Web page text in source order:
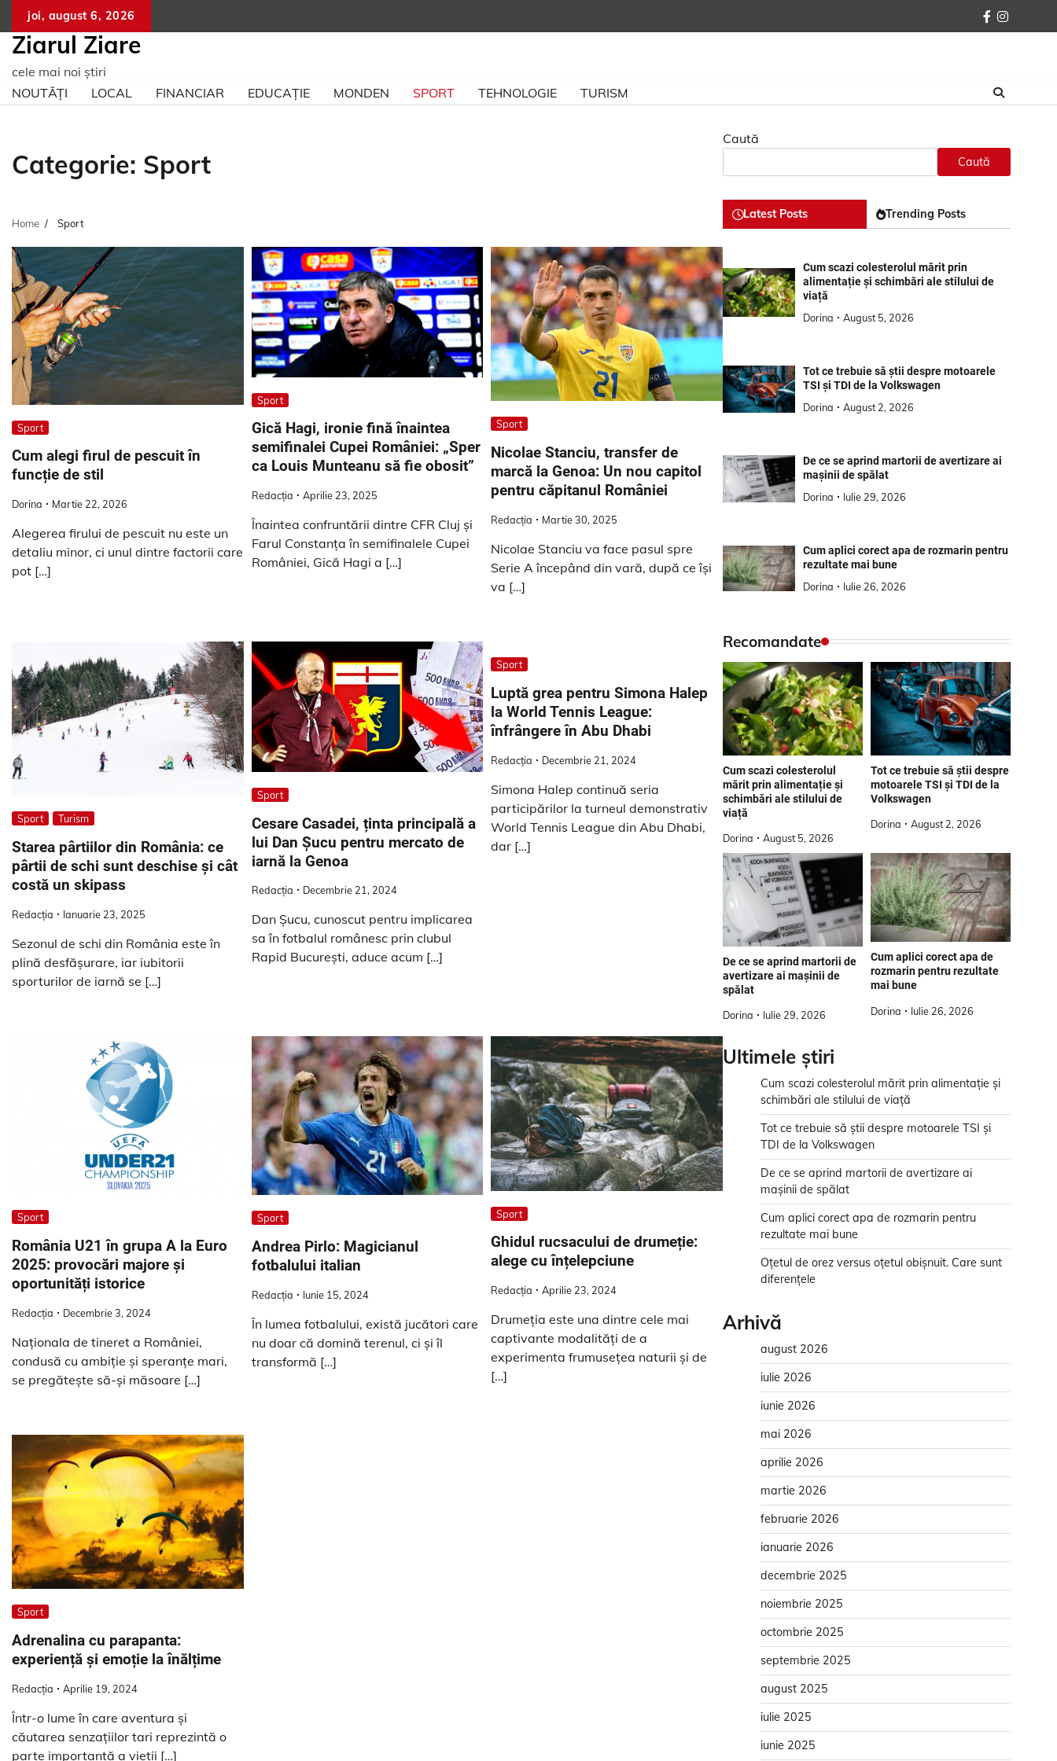
content
joi, august 6, 2026
facebook
Ziarul Ziare
cele mai noi știri
NOUTĂȚI
LOCAL FINANCIAR EDUCAȚIE MONDEN SPORT TEHNOLOGIE TURISM
Categorie: Sport
Home Sport
Sport
Cum alegi firul de pescuit în
funcție de stil
Dorina Martie 22, 2026
Alegerea firului de pescuit nu este un
detaliu minor, ci unul dintre factorii care
pot […]
Sport
​Gică Hagi, ironie fină înaintea
semifinalei Cupei României: „Sper
ca Louis Munteanu să fie obosit”​
Redacția Aprilie 23, 2025
Înaintea confruntării dintre CFR Cluj și
Farul Constanța în semifinalele Cupei
României, Gică Hagi a […]
Sport
Nicolae Stanciu, transfer de
marcă la Genoa: Un nou capitol
pentru căpitanul României
Redacția Martie 30, 2025
Nicolae Stanciu va face pasul spre
Serie A începând din vară, după ce își
va […]
Sport Turism
Starea pârtiilor din România: ce
pârtii de schi sunt deschise și cât
costă un skipass
Redacția Ianuarie 23, 2025
Sezonul de schi din România este în
plină desfășurare, iar iubitorii
sporturilor de iarnă se […]
Sport
Cesare Casadei, ținta principală a
lui Dan Șucu pentru mercato de
iarnă la Genoa
Redacția Decembrie 21, 2024
Dan Șucu, cunoscut pentru implicarea
sa în fotbalul românesc prin clubul
Rapid București, aduce acum […]
Sport
Luptă grea pentru Simona Halep
la World Tennis League:
înfrângere în Abu Dhabi
Redacția Decembrie 21, 2024
Simona Halep continuă seria
participărilor la turneul demonstrativ
World Tennis League din Abu Dhabi,
dar […]
Sport
România U21 în grupa A la Euro
2025: provocări majore și
oportunități istorice
Redacția Decembrie 3, 2024
Naționala de tineret a României,
condusă cu ambiție și speranțe mari,
se pregătește să-și măsoare […]
Sport
Andrea Pirlo: Magicianul
fotbalului italian
Redacția Iunie 15, 2024
În lumea fotbalului, există jucători care
nu doar că domină terenul, ci și îl
transformă […]
Sport
Ghidul rucsacului de drumeție:
alege cu înțelepciune
Redacția Aprilie 23, 2024
Drumeția este una dintre cele mai
captivante modalități de a
experimenta frumusețea naturii și de
[…]
Sport
Adrenalina cu parapanta:
experiență și emoție la înălțime
Redacția Aprilie 19, 2024
Într-o lume în care aventura și
căutarea senzațiilor tari reprezintă o
parte importantă a vieții […]
Caută
Caută
Latest Posts Trending Posts
Cum scazi colesterolul mărit prin
alimentație și schimbări ale stilului de
viață
Dorina
August 5, 2026
Tot ce trebuie să știi despre motoarele
TSI și TDI de la Volkswagen
Dorina
August 2, 2026
De ce se aprind martorii de avertizare ai
mașinii de spălat
Dorina
Iulie 29, 2026
Cum aplici corect apa de rozmarin pentru
rezultate mai bune
Dorina
Iulie 26, 2026
Recomandate
Cum scazi colesterolul
mărit prin alimentație și
schimbări ale stilului de
viață
Dorina August 5, 2026
Tot ce trebuie să știi despre
motoarele TSI și TDI de la
Volkswagen
Dorina August 2, 2026
De ce se aprind martorii de
avertizare ai mașinii de
spălat
Dorina Iulie 29, 2026
Cum aplici corect apa de
rozmarin pentru rezultate
mai bune
Dorina Iulie 26, 2026
Ultimele știri
Cum scazi colesterolul mărit prin alimentație și
schimbări ale stilului de viață
Tot ce trebuie să știi despre motoarele TSI și
TDI de la Volkswagen
De ce se aprind martorii de avertizare ai
mașinii de spălat
Cum aplici corect apa de rozmarin pentru
rezultate mai bune
Oțetul de orez versus oțetul obișnuit. Care sunt
diferențele
Arhivă
august 2026
iulie 2026
iunie 2026
mai 2026
aprilie 2026
martie 2026
februarie 2026
ianuarie 2026
decembrie 2025
noiembrie 2025
octombrie 2025
septembrie 2025
august 2025
iulie 2025
iunie 2025